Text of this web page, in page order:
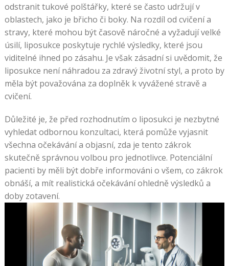
odstranit tukové polštářky, které se často udržují v
oblastech, jako je břicho či boky. Na rozdíl od cvičení a
stravy, které mohou být časově náročné a vyžadují velké
úsilí, liposukce poskytuje rychlé výsledky, které jsou
viditelné ihned po zásahu. Je však zásadní si uvědomit, že
liposukce není náhradou za zdravý životní styl, a proto by
měla být považována za doplněk k vyvážené stravě a
cvičení.
Důležité je, že před rozhodnutím o liposukci je nezbytné
vyhledat odbornou konzultaci, která pomůže vyjasnit
všechna očekávání a objasní, zda je tento zákrok
skutečně správnou volbou pro jednotlivce. Potenciální
pacienti by měli být dobře informováni o všem, co zákrok
obnáší, a mít realistická očekávání ohledně výsledků a
doby zotavení.